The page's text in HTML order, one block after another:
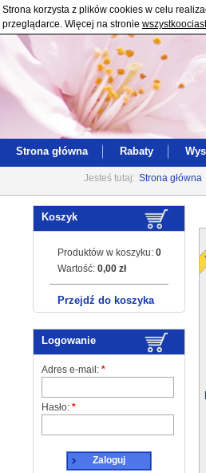
Strona korzysta z plików cookies w celu
przeglądarce. Więcej na stronie
Strona główna Rabaty
Jesteś tutaj: Strona główna
Koszyk
Produktów w koszyku: 0
Wartość: 0,00 zł
Przejdź do koszyka
Logowanie
Adres e-mail: *
Hasło: *
Zaloguj